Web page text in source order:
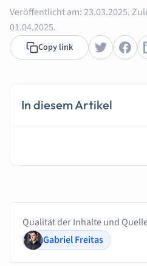
Veröffentlicht am:23.03.2025.
01.04.2025.
Copy link
In diesem Artikel
Qualität der Inhalte und
Gabriel Freitas